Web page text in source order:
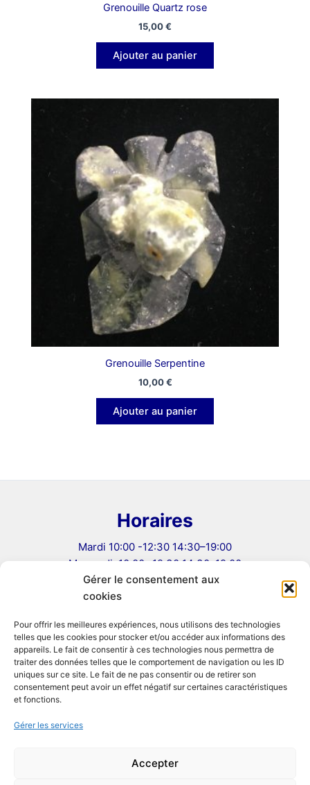
Gérer le consentement aux
cookies
Pour offrir les meilleures expériences, nous utilisons des technologies
telles que les cookies pour stocker et/ou accéder aux informations des
appareils. Le fait de consentir à ces technologies nous permettra de
traiter des données telles que le comportement de navigation ou les ID
uniques sur ce site. Le fait de ne pas consentir ou de retirer son
consentement peut avoir un effet négatif sur certaines caractéristiques
et fonctions.
Gérer les services
Accepter
Grenouille Quartz rose
15,00€
Ajouter au panier
Grenouille Serpentine
10,00€
Ajouter au panier
Horaires
Mardi 10:00 -12:30 14:30–19:00
Mercredi: 10:00 -12:30 14:30–19:00
Jeudi: 10:00 -12:30 14:30–19:00
Vendredi: 10:00 -12:30 14:30–19:00
Informations
Mentions légales
Conditions Générales de Vente